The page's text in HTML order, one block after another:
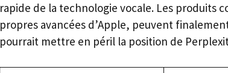
rapide de la technologie vocale. Les produits
propres avancées d’Apple, peuvent
pourrait mettre en péril la position de